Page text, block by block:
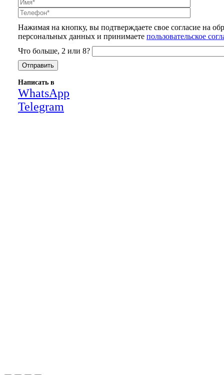
Нажимая на кнопку, вы подтверждаете свое согласие на
персональных данных и принимаете пользовательское
Что больше, 2 или 8?
Написать в
WhatsApp
Telegram